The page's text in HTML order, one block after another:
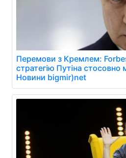
Перемови з Кремлем:
стратегію Путіна стосовно
Новини bigmir)net